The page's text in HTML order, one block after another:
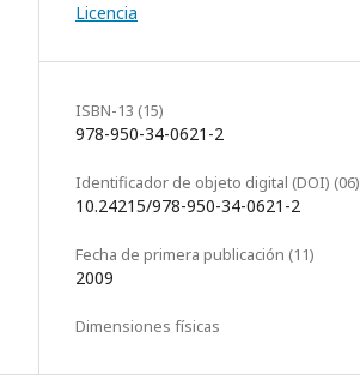
Licencia
ISBN-13 (15)
978-950-34-0621-2
Identificador de objeto digital (DOI) (06)
10.24215/978-950-34-0621-2
Fecha de primera publicación (11)
2009
Dimensiones físicas